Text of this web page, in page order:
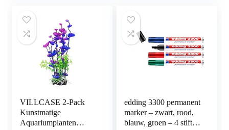
VILLCASE 2-Pack
Kunstmatige
Aquariumplanten
edding 3300 permanent
marker – zwart, rood,
blauw, groen – 4 stiften